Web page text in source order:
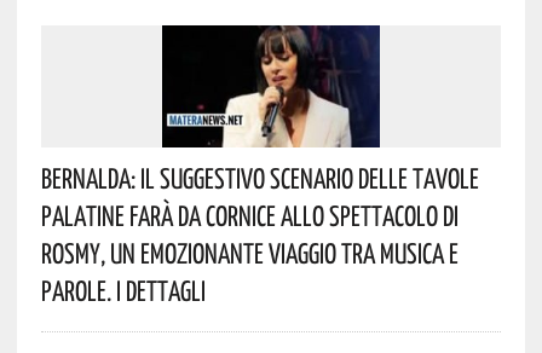
Bernalda: Il Suggestivo Scenario Delle Tavole
Palatine Farà Da Cornice Allo Spettacolo Di
Rosmy, Un Emozionante Viaggio Tra Musica E
Parole. I Dettagli